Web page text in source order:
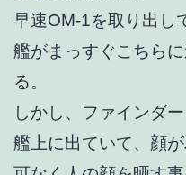
早速OM-1を取り出し
艦がまっすぐこちら
る。
しかし、ファインダ
艦上に出ていて、顔